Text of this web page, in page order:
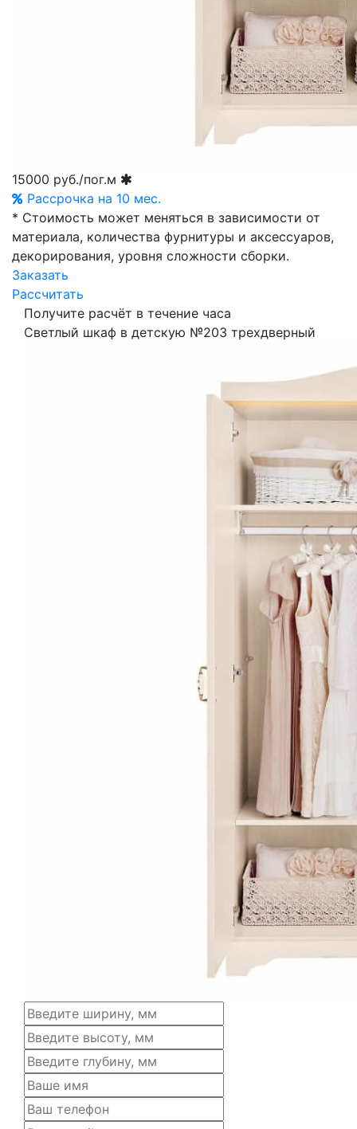
15000 руб./пог.м
Рассрочка на 10 мес.
* Стоимость может меняться в зависимости от
материала, количества фурнитуры и аксессуаров,
декорирования, уровня сложности сборки.
Заказать
Рассчитать
Получите расчёт в течение часа
Светлый шкаф в детскую №203 трехдверный